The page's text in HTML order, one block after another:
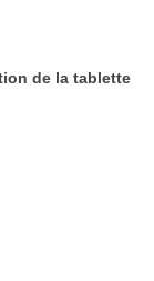
de la tablette